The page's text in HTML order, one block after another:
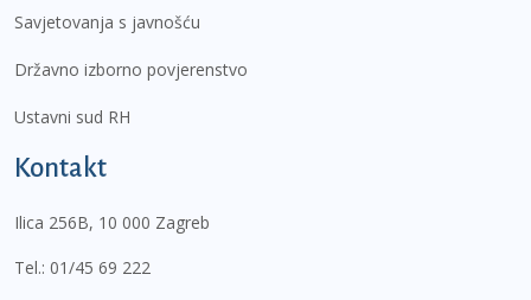
Savjetovanja s javnošću
Državno izborno povjerenstvo
Ustavni sud RH
Kontakt
Ilica 256B, 10 000 Zagreb
Tel.: 01/45 69 222